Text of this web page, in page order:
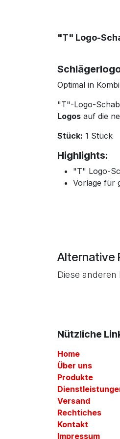
"T" Logo-
Optimal in
"T"-Logo-
Logos auf die
Stück: 1 Stück
Highlights:
"T" Logo-
Vorlage für
Alternative
Diese
Nützliche
Home
Über uns
Produkte
Versand
Rechtiches
Kontakt
Impressum